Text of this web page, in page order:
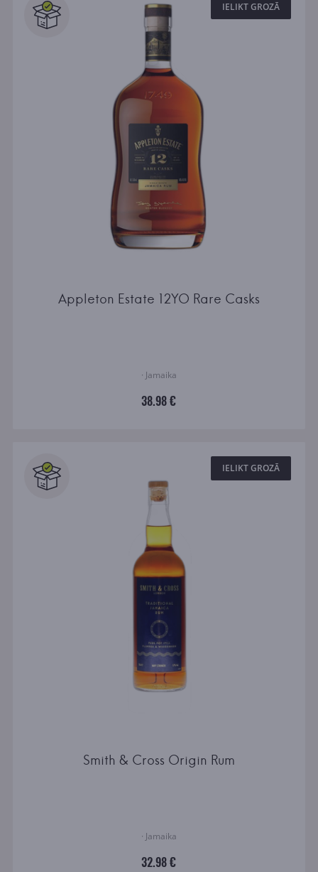
IELIKT GROZĀ
Appleton Estate 12YO Rare Casks
· Jamaika
38.98 €
IELIKT GROZĀ
Smith & Cross Origin Rum
· Jamaika
32.98 €